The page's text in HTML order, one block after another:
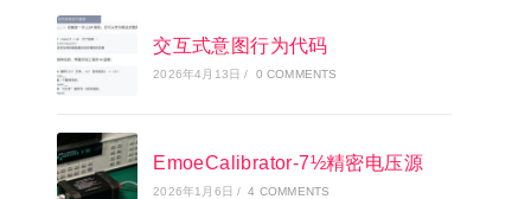
交互式意图行为代码
2026年4月13日 / 0 COMMENTS
EmoeCalibrator-7½精密电压源
2026年1月6日 / 4 COMMENTS